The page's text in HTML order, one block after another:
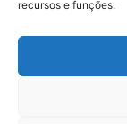
recursos e funções.
famílias em Portel
21 de maio de 2026
feminino pelos